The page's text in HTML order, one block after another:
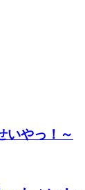
やっ！～